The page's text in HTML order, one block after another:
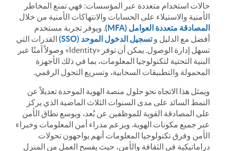
حالات استخدام متعددة عبر المؤسسات: فهي تمنع المخاطر
الأمنية والاستيلاء على الحسابات والانتهاكات الأمنية من خلال
المصادقة متعددة العوامل (MFA)
. ويوفر تجربة مستخدم
أفضل مع الدليل وتسجيل الدخول الموحد (SSO)
القدرات التي
تسهل إدارة الوصول. يمكن أن توفر «Identity» وصولاً آمنًا عبر
البنية التحتية لتكنولوجيا المعلومات، بما في ذلك الأجهزة
المحمولة والتطبيقات السحابية، وتسريع التحول الرقمي.
ويمثل هذا الاتجاه نحو حلول منصة الهوية الموحدة تعديلاً عن
النمط السائد على مدى السنوات الثلاث الماضية الذي يركز
على المصادقة القوية للموظفين عن بُعد، ويوسع نطاق الأمن
عبر جميع مكونات الهوية. ويزعم مدراء أمن المعلومات وخبراء
الأمن وفرق تكنولوجيا المعلومات أنهم يواجهون تحولات
دراماتيكية في الثقافة والأمن، حيث يفسح العمل من المنزل